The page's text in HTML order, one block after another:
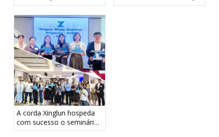
Tóquio! Corda Xinglun
aparece no Sea Japan
portfólio diversificado de
A corda Xinglun hospeda
com sucesso o seminário
de corda marinha e